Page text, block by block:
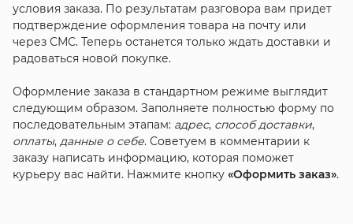
условия заказа. По результатам разговора вам придет
подтверждение оформления товара на почту или
через СМС. Теперь останется только ждать доставки и
радоваться новой покупке.
Оформление заказа в стандартном режиме выглядит
следующим образом. Заполняете полностью форму по
последовательным этапам: адрес, способ доставки,
оплаты, данные о себе. Советуем в комментарии к
заказу написать информацию, которая поможет
курьеру вас найти. Нажмите кнопку «Оформить заказ».